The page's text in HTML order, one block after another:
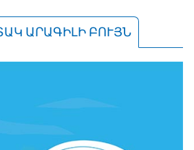
ԱՐԱԳԻԼԻ ԲՈՒՅՆ